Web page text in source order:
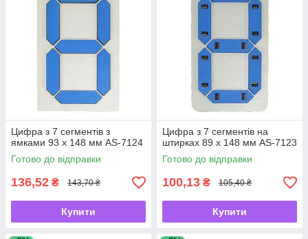
Цифра з 7 сегментів з
ямками 93 х 148 мм AS-7124
Готово до відправки
136,52 ₴ 143,70 ₴
Купити
Цифра з 7 сегментів на
штирках 89 х 148 мм AS-7123
Готово до відправки
100,13 ₴ 105,40 ₴
Купити